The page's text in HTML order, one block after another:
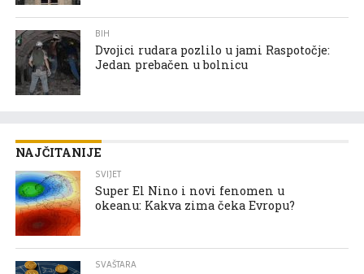
BIH
Dvojici rudara pozlilo u jami Raspotočje:
Jedan prebačen u bolnicu
NAJČITANIJE
SVIJET
Super El Nino i novi fenomen u
okeanu: Kakva zima čeka Evropu?
SVAŠTARA